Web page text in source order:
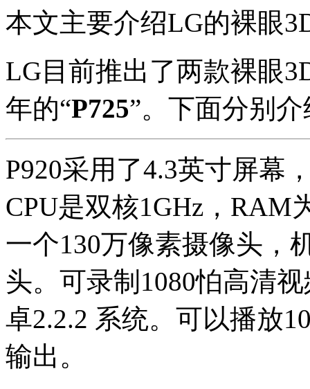
本文主要介绍LG的裸眼
LG目前推出了两款裸眼
年的“P725”。下面分别
P920采用了4.3英寸屏幕
CPU是双核1GHz，RAM
一个130万像素摄像头，
头。可录制1080怕高清
卓2.2.2 系统。可以播放
输出。